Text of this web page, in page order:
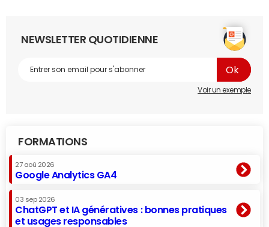
NEWSLETTER QUOTIDIENNE
Voir un exemple
FORMATIONS
27 aoû 2026
Google Analytics GA4
03 sep 2026
ChatGPT et IA génératives : bonnes pratiques
et usages responsables